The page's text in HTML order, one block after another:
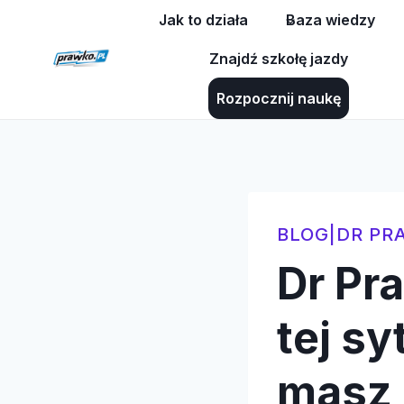
Jak to działa Baza wiedzy
Znajdź szkołę jazdy
Rozpocznij naukę
BLOG DR
Dr
tej